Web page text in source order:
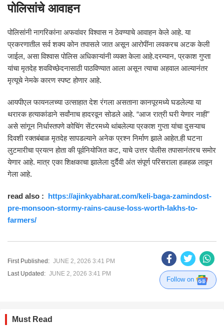
पोलिसांचे आवाहन
पोलिसांनी नागरिकांना अफवांवर विश्वास न ठेवण्याचे आवाहन केले आहे. या
प्रकरणातील सर्व शक्य कोन तपासले जात असून आरोपींना लवकरच अटक केली
जाईल, असा विश्वास पोलिस अधिकाऱ्यांनी व्यक्त केला आहे.दरम्यान, प्रकाश गुप्ता
यांचा मृतदेह शवविच्छेदनासाठी पाठविण्यात आला असून त्याचा अहवाल आल्यानंतर
मृत्यूचे नेमके कारण स्पष्ट होणार आहे.
आयपीएल फायनलच्या उत्साहात देश रंगला असताना कानपूरमध्ये घडलेल्या या
थरारक हत्याकांडाने सर्वांनाच हादरवून सोडले आहे. “आज रात्री घरी येणार नाही”
असे सांगून निर्धास्तपणे कोचिंग सेंटरमध्ये थांबलेल्या प्रकाश गुप्ता यांचा दुसऱ्याच
दिवशी रक्तबंबाळ मृतदेह सापडल्याने अनेक प्रश्न निर्माण झाले आहेत.ही घटना
लुटमारीचा प्रयत्न होता की पूर्वनियोजित कट, याचे उत्तर पोलीस तपासानंतरच समोर
येणार आहे. मात्र एका शिक्षकाचा झालेला दुर्दैवी अंत संपूर्ण परिसराला हळहळ लावून
गेला आहे.
read also : https://ajinkyabharat.com/keli-baga-zamindost-
pre-monsoon-stormy-rains-cause-loss-worth-lakhs-to-
farmers/
First Published: JUNE 2, 2026 3:41 PM
Last Updated: JUNE 2, 2026 3:41 PM
Follow on
Must Read